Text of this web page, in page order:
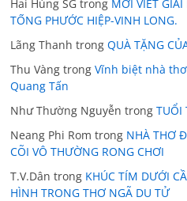
Hai Hùng SG trong MỜI VIẾT
TỐNG PHƯỚC HIỆP-VINH LONG.
Lãng Thanh trongQUÀ TẶNG
Thu Vàng trongVĩnh biệt nhà
Quang Tấn
Như Thường Nguyễn trongTUỔI
Neang Phi Rom trong NHÀ THƠ
CÕI VÔ THƯỜNG RONG CHƠI
T.V.Dân trong KHÚC TÍM DƯỚI
HÌNH TRONG THƠ NGÃ DU TỬ